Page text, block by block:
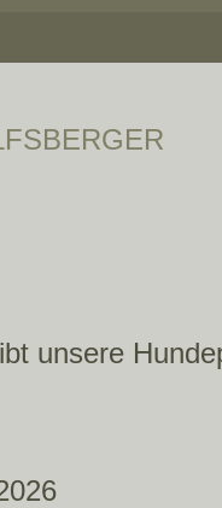
unsere